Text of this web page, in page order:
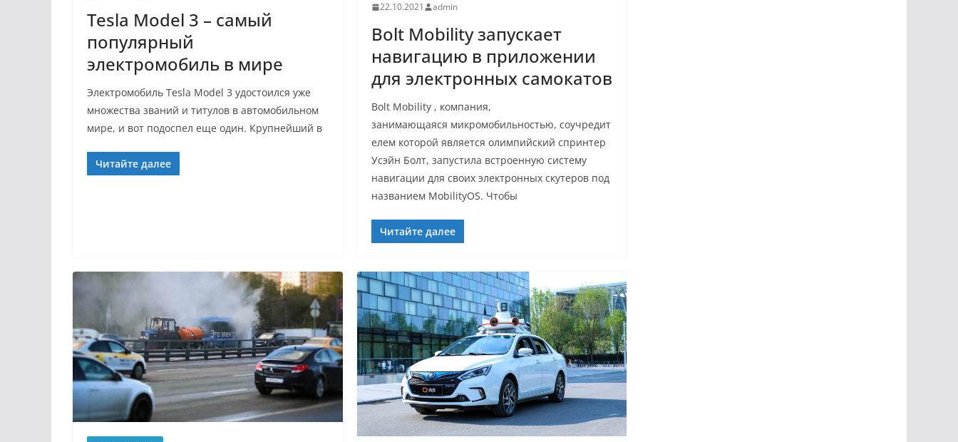
Tesla Model 3 – самый
популярный
электромобиль в мире
Электромобиль Tesla Model 3 удостоился уже
множества званий и титулов в автомобильном
мире, и вот подоспел еще один. Крупнейший в
Читайте далее
22.10.2021 admin
Bolt Mobility запускает
навигацию в приложении
для электронных самокатов
Bolt Mobility , компания,
занимающаяся микромобильностью, соучредит
елем которой является олимпийский спринтер
Усэйн Болт, запустила встроенную систему
навигации для своих электронных скутеров под
названием MobilityOS. Чтобы
Читайте далее